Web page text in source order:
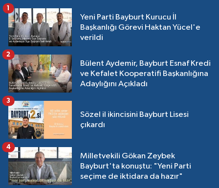
Yeni Parti Bayburt Kurucu İl
Başkanlığı Görevi Haktan Yücel'e
verildi
1
Bülent Aydemir, Bayburt Esnaf Kredi
ve Kefalet Kooperatifi Başkanlığına
Adaylığını Açıkladı
2
Sözel il ikincisini Bayburt Lisesi
çıkardı
3
Milletvekili Gökan Zeybek
Bayburt'ta konuştu: "Yeni Parti
seçime de iktidara da hazır"
4